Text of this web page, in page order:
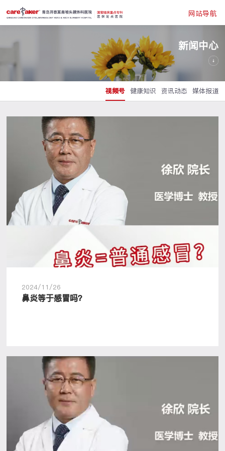
网站导航
新闻中心
视频号 健康知识 资讯动态 媒体报道
2024/11/26
鼻炎等于感冒吗？